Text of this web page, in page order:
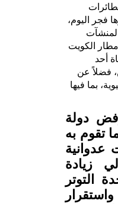
فجر اليوم،
مطار الكويت
أحد
فضلاً عن
بما فيها
دولة
تقوم به
عدوانية
زيادة
التوتر